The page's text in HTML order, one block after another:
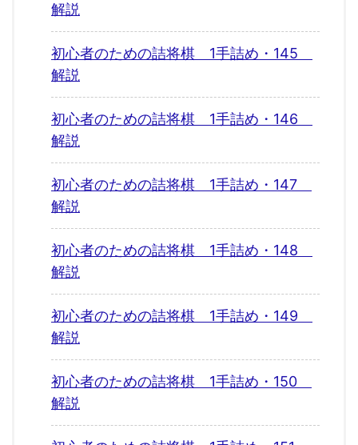
解説
初心者のための詰将棋 1手詰め・145
解説
初心者のための詰将棋 1手詰め・146
解説
初心者のための詰将棋 1手詰め・147
解説
初心者のための詰将棋 1手詰め・148
解説
初心者のための詰将棋 1手詰め・149
解説
初心者のための詰将棋 1手詰め・150
解説